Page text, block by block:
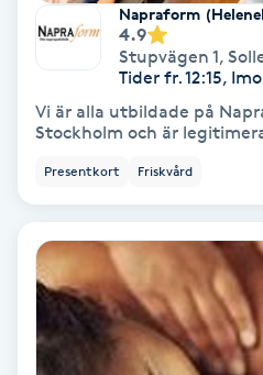
Fransrengöring
Frisör
Funktionsanalys
Napraform
4.9
Stupvägen 1,
Tider fr. 12:15,
Vi är alla utbildade på
Stockholm och är
Presentkort Friskvård